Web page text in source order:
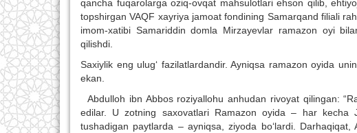
qancha fuqarolarga oziq-ovqat mahsulotlari ehson qilib,
topshirgan VAQF xayriya jamoat fondining Samarqand filiali
imom-xatibi Samariddin domla Mirzayevlar ramazon oyi
qilishdi.
Saxiylik eng ulug‘ fazilatlardandir. Ayniqsa ramazon oyida
ekan.
Abdulloh ibn Abbos roziyallohu anhudan rivoyat qilingan:
edilar. U zotning saxovatlari Ramazon oyida – har kecha
tushadigan paytlarda – ayniqsa, ziyoda bo‘lardi.